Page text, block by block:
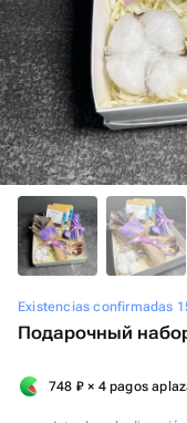
Existencias confirmadas
Подарочный
748 ₽ × 4 pagos